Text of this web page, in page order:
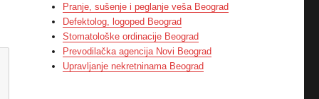
Pranje, sušenje i peglanje veša Beograd
Defektolog, logoped Beograd
Stomatološke ordinacije Beograd
Prevodilačka agencija Novi Beograd
Upravljanje nekretninama Beograd